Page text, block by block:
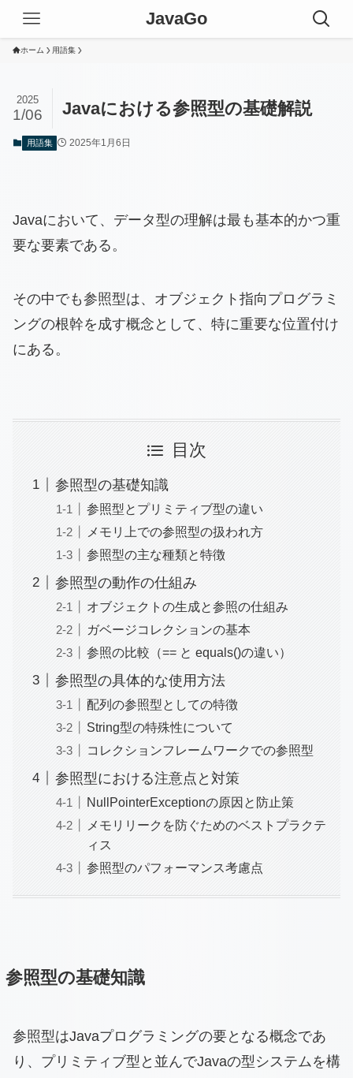
JavaGo
ホーム 用語集
Javaにおける参照型の基礎解説
2025
1/06
用語集 2025年1月6日
Javaにおいて、データ型の理解は最も基本的かつ重
要な要素である。
その中でも参照型は、オブジェクト指向プログラミ
ングの根幹を成す概念として、特に重要な位置付け
にある。
目次
参照型の基礎知識
参照型とプリミティブ型の違い
メモリ上での参照型の扱われ方
参照型の主な種類と特徴
参照型の動作の仕組み
オブジェクトの生成と参照の仕組み
ガベージコレクションの基本
参照の比較（== と equals()の違い）
参照型の具体的な使用方法
配列の参照型としての特徴
String型の特殊性について
コレクションフレームワークでの参照型
参照型における注意点と対策
NullPointerExceptionの原因と防止策
メモリリークを防ぐためのベストプラクテ
ィス
参照型のパフォーマンス考慮点
参照型の基礎知識
参照型はJavaプログラミングの要となる概念であ
り、プリミティブ型と並んでJavaの型システムを構